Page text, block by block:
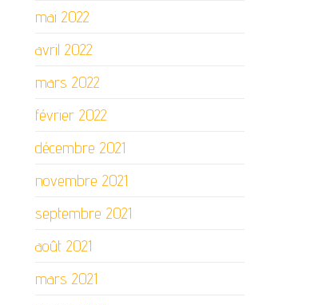
mai 2022
avril 2022
mars 2022
février 2022
décembre 2021
novembre 2021
septembre 2021
août 2021
mars 2021